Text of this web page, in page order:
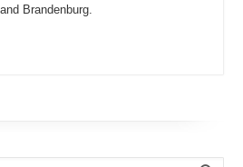
Brandenburg.